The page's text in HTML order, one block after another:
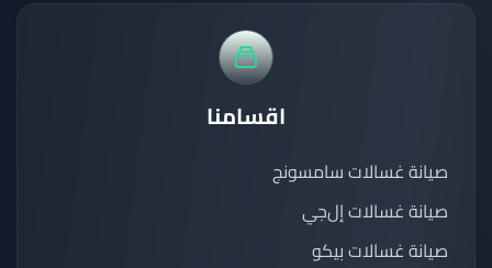
اقسامنا
صيانة غسالات سامسونج
صيانة غسالات إل‌جي
صيانة غسالات بيكو